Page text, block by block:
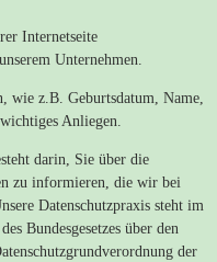
Internetseite
Unternehmen.
wie z.B. Geburtsdatum, Name,
Anliegen.
darin, Sie über die
zu informieren, die wir bei
Datenschutzpraxis steht im
Bundesgesetzes über den
der